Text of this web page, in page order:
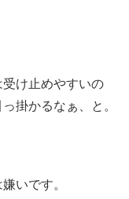
け止めやすいの
掛かるなぁ、と。
いです。